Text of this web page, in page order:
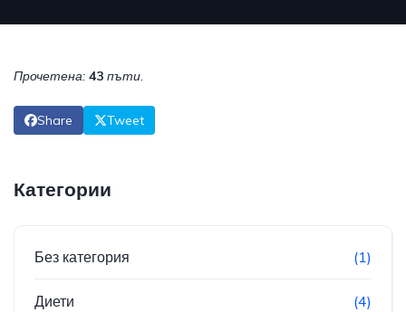
Прочетена: 43 пъти.
Share Tweet
Категории
Без категория (1)
Диети (4)